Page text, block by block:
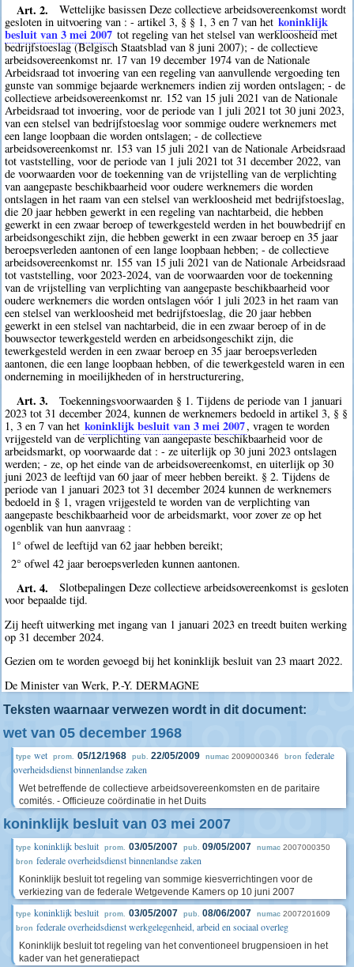
Art. 2.
Wettelijke basissen Deze collectieve arbeidsovereenkomst wordt
gesloten in uitvoering van : - artikel 3, § § 1, 3 en 7 van het koninklijk
besluit van 3 mei 2007 tot regeling van het stelsel van werkloosheid met
bedrijfstoeslag (Belgisch Staatsblad van 8 juni 2007); - de collectieve
arbeidsovereenkomst nr. 17 van 19 december 1974 van de Nationale
Arbeidsraad tot invoering van een regeling van aanvullende vergoeding ten
gunste van sommige bejaarde werknemers indien zij worden ontslagen; - de
collectieve arbeidsovereenkomst nr. 152 van 15 juli 2021 van de Nationale
Arbeidsraad tot invoering, voor de periode van 1 juli 2021 tot 30 juni 2023,
van een stelsel van bedrijfstoeslag voor sommige oudere werknemers met
een lange loopbaan die worden ontslagen; - de collectieve
arbeidsovereenkomst nr. 153 van 15 juli 2021 van de Nationale Arbeidsraad
tot vaststelling, voor de periode van 1 juli 2021 tot 31 december 2022, van
de voorwaarden voor de toekenning van de vrijstelling van de verplichting
van aangepaste beschikbaarheid voor oudere werknemers die worden
ontslagen in het raam van een stelsel van werkloosheid met bedrijfstoeslag,
die 20 jaar hebben gewerkt in een regeling van nachtarbeid, die hebben
gewerkt in een zwaar beroep of tewerkgesteld werden in het bouwbedrijf en
arbeidsongeschikt zijn, die hebben gewerkt in een zwaar beroep en 35 jaar
beroepsverleden aantonen of een lange loopbaan hebben; - de collectieve
arbeidsovereenkomst nr. 155 van 15 juli 2021 van de Nationale Arbeidsraad
tot vaststelling, voor 2023-2024, van de voorwaarden voor de toekenning
van de vrijstelling van verplichting van aangepaste beschikbaarheid voor
oudere werknemers die worden ontslagen vóór 1 juli 2023 in het raam van
een stelsel van werkloosheid met bedrijfstoeslag, die 20 jaar hebben
gewerkt in een stelsel van nachtarbeid, die in een zwaar beroep of in de
bouwsector tewerkgesteld werden en arbeidsongeschikt zijn, die
tewerkgesteld werden in een zwaar beroep en 35 jaar beroepsverleden
aantonen, die een lange loopbaan hebben, of die tewerkgesteld waren in een
onderneming in moeilijkheden of in herstructurering,
Art. 3.
Toekenningsvoorwaarden § 1. Tijdens de periode van 1 januari
2023 tot 31 december 2024, kunnen de werknemers bedoeld in artikel 3, § §
1, 3 en 7 van het koninklijk besluit van 3 mei 2007, vragen te worden
vrijgesteld van de verplichting van aangepaste beschikbaarheid voor de
arbeidsmarkt, op voorwaarde dat : - ze uiterlijk op 30 juni 2023 ontslagen
werden; - ze, op het einde van de arbeidsovereenkomst, en uiterlijk op 30
juni 2023 de leeftijd van 60 jaar of meer hebben bereikt. § 2. Tijdens de
periode van 1 januari 2023 tot 31 december 2024 kunnen de werknemers
bedoeld in § 1, vragen vrijgesteld te worden van de verplichting van
aangepaste beschikbaarheid voor de arbeidsmarkt, voor zover ze op het
ogenblik van hun aanvraag :
1° ofwel de leeftijd van 62 jaar hebben bereikt;
2° ofwel 42 jaar beroepsverleden kunnen aantonen.
Art. 4.
Slotbepalingen Deze collectieve arbeidsovereenkomst is gesloten
voor bepaalde tijd.
Zij heeft uitwerking met ingang van 1 januari 2023 en treedt buiten werking
op 31 december 2024.
Gezien om te worden gevoegd bij het koninklijk besluit van 23 maart 2022.
De Minister van Werk, P.-Y. DERMAGNE
Teksten waarnaar verwezen wordt in dit document:
wet van 05 december 1968
type wet prom. 05/12/1968 pub. 22/05/2009 numac 2009000346 bron federale
overheidsdienst binnenlandse zaken
Wet betreffende de collectieve arbeidsovereenkomsten en de paritaire
comités. - Officieuze coördinatie in het Duits
koninklijk besluit van 03 mei 2007
type koninklijk besluit prom. 03/05/2007 pub. 09/05/2007 numac 2007000350
bron federale overheidsdienst binnenlandse zaken
Koninklijk besluit tot regeling van sommige kiesverrichtingen voor de
verkiezing van de federale Wetgevende Kamers op 10 juni 2007
type koninklijk besluit prom. 03/05/2007 pub. 08/06/2007 numac 2007201609
bron federale overheidsdienst werkgelegenheid, arbeid en sociaal overleg
Koninklijk besluit tot regeling van het conventioneel brugpensioen in het
kader van het generatiepact